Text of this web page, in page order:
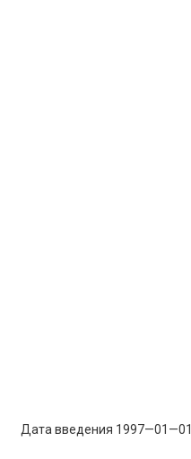
Дата введения 1997—01—01